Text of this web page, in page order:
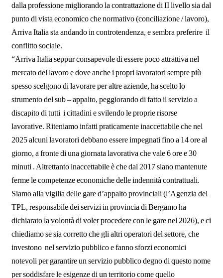
dalla professione migliorando la contrattazione di II livello sia dal
punto di vista economico che normativo (conciliazione / lavoro),
Arriva Italia sta andando in controtendenza, e sembra preferire il
conflitto sociale.
“Arriva Italia seppur consapevole di essere poco attrattiva nel
mercato del lavoro e dove anche i propri lavoratori sempre più
spesso scelgono di lavorare per altre aziende, ha scelto lo
strumento del sub – appalto, peggiorando di fatto il servizio a
discapito di tutti i cittadini e svilendo le proprie risorse
lavorative. Riteniamo infatti praticamente inaccettabile che nel
2025 alcuni lavoratori debbano essere impegnati fino a 14 ore al
giorno, a fronte di una giornata lavorativa che vale 6 ore e 30
minuti . Altrettanto inaccettabile è che dal 2017 siano mantenute
ferme le competenze economiche delle indennità contrattuali.
Siamo alla vigilia delle gare d’appalto provinciali (l’Agenzia del
TPL, responsabile dei servizi in provincia di Bergamo ha
dichiarato la volontà di voler procedere con le gare nel 2026), e ci
chiediamo se sia corretto che gli altri operatori del settore, che
investono nel servizio pubblico e fanno sforzi economici
notevoli per garantire un servizio pubblico degno di questo nome
per soddisfare le esigenze di un territorio come quello